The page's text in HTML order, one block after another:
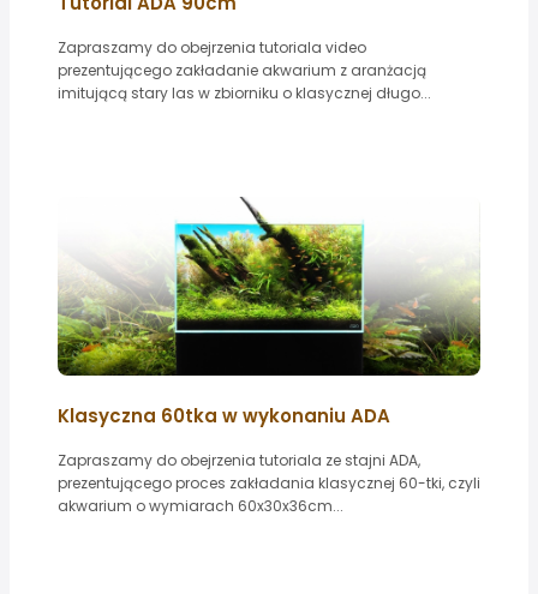
Zapraszamy do obejrzenia tutoriala video
prezentującego zakładanie akwarium z aranżacją
imitującą stary las w zbiorniku o klasycznej długo...
Klasyczna 60tka w wykonaniu ADA
Zapraszamy do obejrzenia tutoriala ze stajni ADA,
prezentującego proces zakładania klasycznej 60-tki, czyli
akwarium o wymiarach 60x30x36cm...